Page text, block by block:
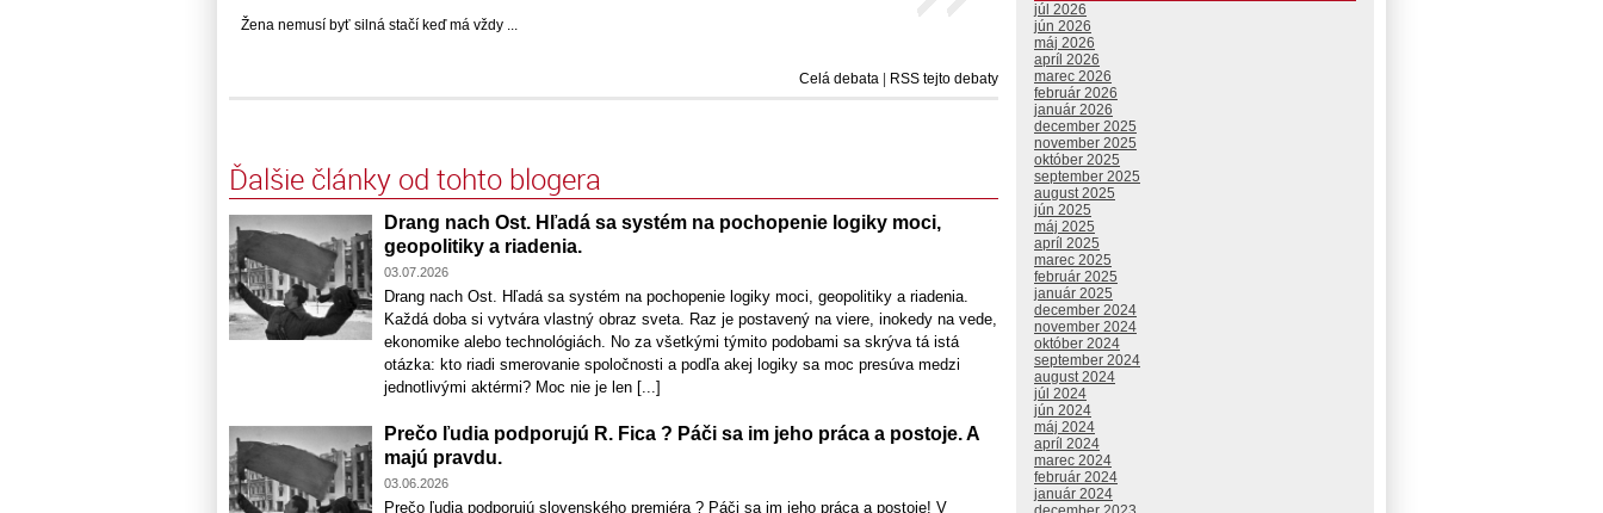
Žena nemusí byť silná stačí keď má vždy ...
Celá debata RSS tejto debaty
Ďalšie články od tohto blogera
Drang nach Ost. Hľadá sa systém na pochopenie logiky moci,
geopolitiky a riadenia.
03.07.2026
Drang nach Ost. Hľadá sa systém na pochopenie logiky moci, geopolitiky a riadenia.
Každá doba si vytvára vlastný obraz sveta. Raz je postavený na viere, inokedy na vede,
ekonomike alebo technológiách. No za všetkými týmito podobami sa skrýva tá istá
otázka: kto riadi smerovanie spoločnosti a podľa akej logiky sa moc presúva medzi
jednotlivými aktérmi? Moc nie je len [...]
Prečo ľudia podporujú R. Fica ? Páči sa im jeho práca a postoje. A
majú pravdu.
03.06.2026
Prečo ľudia podporujú slovenského premiéra ? Páči sa im jeho práca a postoje! V
júl 2026
jún 2026
máj 2026
apríl 2026
marec 2026
február 2026
január 2026
december 2025
november 2025
október 2025
september 2025
august 2025
jún 2025
máj 2025
apríl 2025
marec 2025
február 2025
január 2025
december 2024
november 2024
október 2024
september 2024
august 2024
júl 2024
jún 2024
máj 2024
apríl 2024
marec 2024
február 2024
január 2024